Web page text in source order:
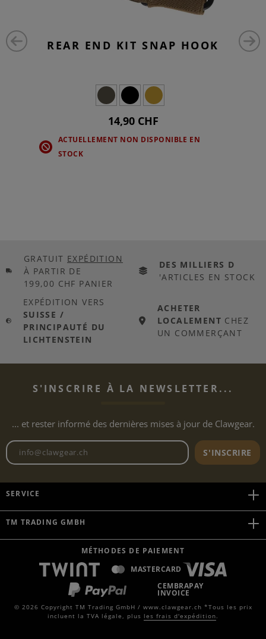
REAR END KIT SNAP HOOK
14,90 CHF
ACTUELLEMENT NON DISPONIBLE EN
STOCK
GRATUIT EXPÉDITION
À PARTIR DE
199,00 CHF PANIER
DES MILLIERS D
'ARTICLES EN STOCK
EXPÉDITION VERS
SUISSE /
PRINCIPAUTÉ DU
LICHTENSTEIN
ACHETER
LOCALEMENT CHEZ
UN COMMERÇANT
S'INSCRIRE À LA NEWSLETTER...
... et rester informé des dernières mises à jour de Clawgear.
Adresse e-mail de laS'INSCRIRE
SERVICE
TM TRADING GMBH
MÉTHODES DE PAIEMENT
MASTERCARD
CEMBRAPAY
INVOICE
© 2026 Copyright TM Trading GmbH / www.clawgear.ch *Tous les prix
incluent la TVA légale, plus les frais d'expédition.